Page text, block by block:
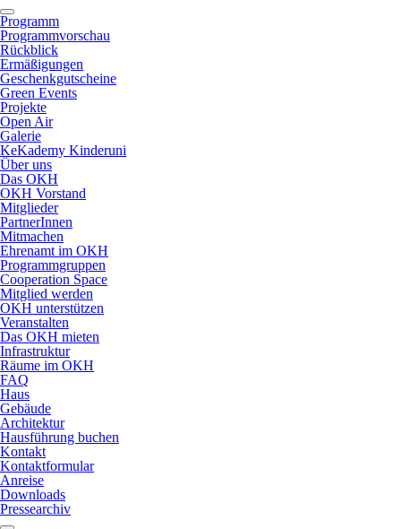
Programm
Programmvorschau
Rückblick
Ermäßigungen
Geschenkgutscheine
Green Events
Projekte
Open Air
Galerie
KeKademy Kinderuni
Über uns
Das OKH
OKH Vorstand
Mitglieder
PartnerInnen
Mitmachen
Ehrenamt im OKH
Programmgruppen
Cooperation Space
Mitglied werden
OKH unterstützen
Veranstalten
Das OKH mieten
Infrastruktur
Räume im OKH
FAQ
Haus
Gebäude
Architektur
Hausführung buchen
Kontakt
Kontaktformular
Anreise
Downloads
Pressearchiv